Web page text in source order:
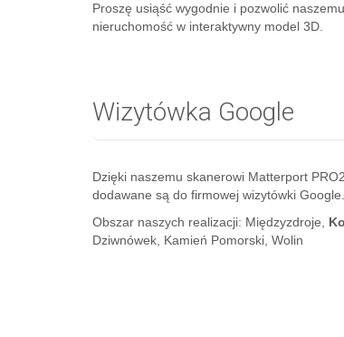
Proszę usiąść wygodnie i pozwolić
nieruchomość w interaktywny model 3D.
Wizytówka Google
Dzięki naszemu skanerowi Matterport
dodawane są do firmowej wizytówki Google.
Obszar naszych realizacji: Międzyzdroje,
Dziwnówek, Kamień Pomorski, Wolin